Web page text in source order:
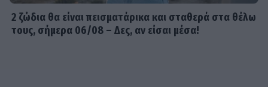
2 ζώδια θα είναι πεισματάρικα και σταθερά στα θέλω
τους, σήμερα 06/08 – Δες, αν είσαι μέσα!